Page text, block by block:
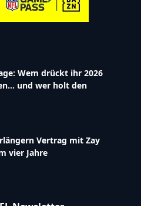
Wem drückt ihr 2026
und wer holt den
Vertrag mit Zay
vier Jahre